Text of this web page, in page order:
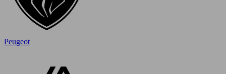
Peugeot